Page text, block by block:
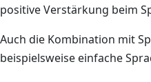
positive Verstärkung beim
Auch die Kombination mit
beispielsweise einfache